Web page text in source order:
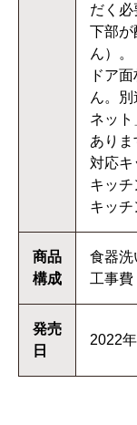
だく必
下部が
ん）。
ドア
ん。
ネッ
ありま
対応キ
キッチ
キッチ
商品
構成
食器洗
工事
発売
日
2022